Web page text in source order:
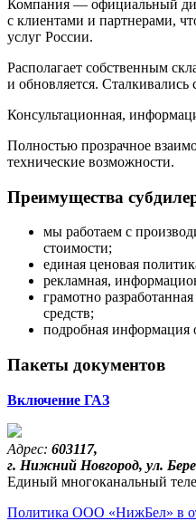
Компания — официальный
с клиентами и партнерами,
услуг России.
Располагает собственным
и обновляется.
Консультационная,
Полностью прозрачное
технические возможности.
Преимущества
мы работаем с
стоимости;
единая ценовая
рекламная,
грамотно
средств;
подробная информация
Пакеты документов
Включение ГАЗ
Адрес: 603117,
г. Нижний Новгород, ул.
Единый многоканальный
Политика ООО «НижБел» в